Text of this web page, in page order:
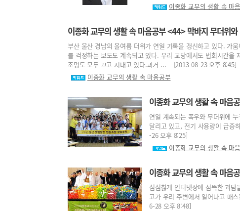
이종화 교무의 생활 속 마
이종화 교무의 생활 속 마음공부 <44> 막바지 무더위와
부산 울산 경남의 올여름 더위가 연일 기록을 갱신하고 있다. 가
를 걱정하는 보도도 계속되고 있다. 우리 교당에서도 법회시간
조명도 모두 끄고 지내고 있다.과거 ... [2013-08-23 오후 8:45]
이종화 교무의 생활 속 마음공부
이종화 교무의 생활 속 마음
연일 계속되는 폭우와 무더위에
달리고 있고, 전기 사용량이 급
-26 오후 8:25]
이종화 교무의 생활 속 마
이종화 교무의 생활 속 마음
심심찮게 인터넷상에 섬뜩한 괴
고가 우리 주변에서 일어나고 매
6-28 오후 8:48]